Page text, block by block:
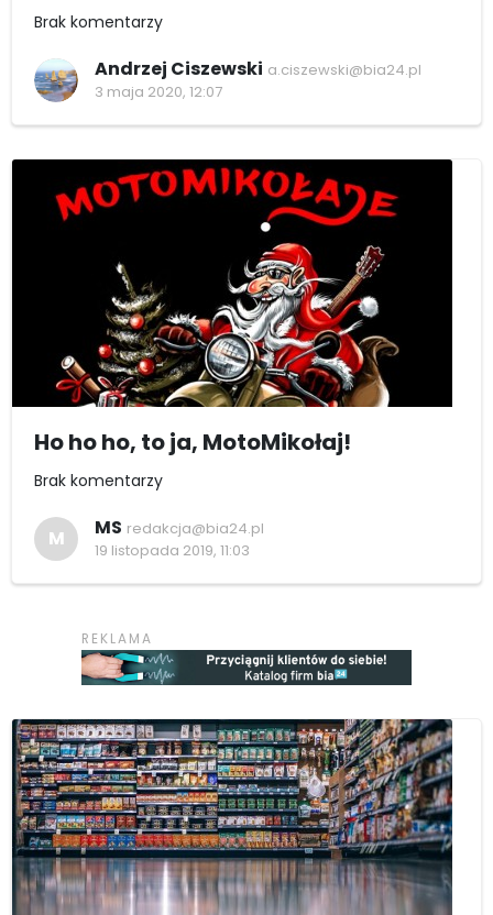
Brak komentarzy
Andrzej Ciszewski a.ciszewski@bia24.pl
3 maja 2020, 12:07
Ho ho ho, to ja, MotoMikołaj!
Brak komentarzy
M MS redakcja@bia24.pl
19 listopada 2019, 11:03